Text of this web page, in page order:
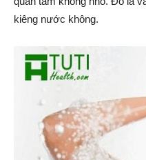
kiêng nước không.